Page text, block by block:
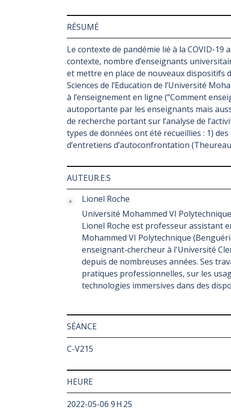
RÉSUMÉ
Le contexte de pandémie lié à la COVID-19
contexte, nombre d’enseignants
et mettre en place de nouveaux dispositifs
Sciences de l’Education de l’Université
à l’enseignement en ligne (“Comment
autoportante par les enseignants mais
de recherche portant sur l’analyse de
types de données ont été recueillies : 1)
d’entretiens d’autoconfrontation
AUTEUR.E.S
Lionel Roche
Université Mohammed VI
Lionel Roche est professeur assistant
Mohammed VI Polytechnique
enseignant-chercheur à l'Université
depuis de nombreuses années. Ses
pratiques professionnelles, sur les
technologies immersives dans des
SÉANCE
C-V215
HEURE
2022-05-06 9 H 25